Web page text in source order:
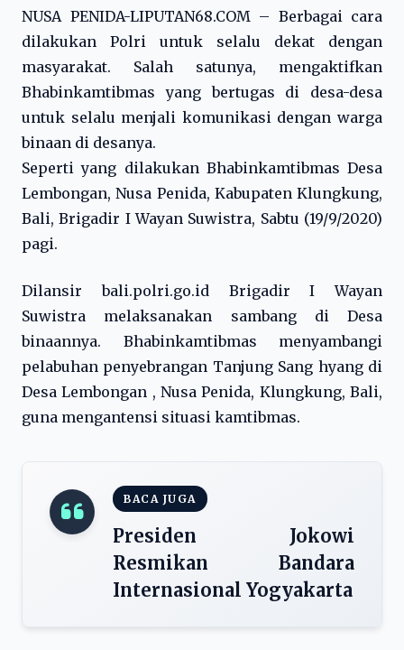
NUSA PENIDA-LIPUTAN68.COM – Berbagai cara
dilakukan Polri untuk selalu dekat dengan
masyarakat. Salah satunya, mengaktifkan
Bhabinkamtibmas yang bertugas di desa-desa
untuk selalu menjali komunikasi dengan warga
binaan di desanya.
Seperti yang dilakukan Bhabinkamtibmas Desa
Lembongan, Nusa Penida, Kabupaten Klungkung,
Bali, Brigadir I Wayan Suwistra, Sabtu (19/9/2020)
pagi.
Dilansir bali.polri.go.id Brigadir I Wayan
Suwistra melaksanakan sambang di Desa
binaannya. Bhabinkamtibmas menyambangi
pelabuhan penyebrangan Tanjung Sang hyang di
Desa Lembongan , Nusa Penida, Klungkung, Bali,
guna mengantensi situasi kamtibmas.
BACA JUGA
Presiden Jokowi
Resmikan Bandara
Internasional Yogyakarta